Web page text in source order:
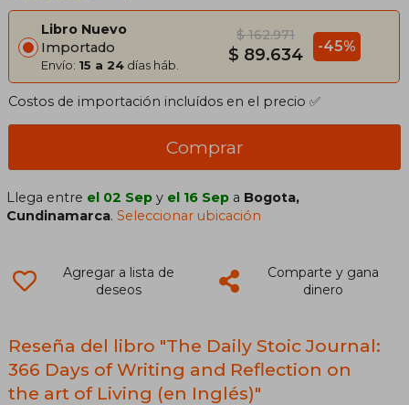
Libro Nuevo
Importado
Envío: 15 a 24 días háb.
$ 162.971
$ 89.634 -45%
Costos de importación incluídos en el precio ✅
Comprar
Llega entre el 02 Sep y el 16 Sep a Bogota,
Cundinamarca.Seleccionar ubicación
Agregar a lista de
deseos
Comparte y gana
dinero
Reseña del libro "The Daily Stoic Journal:
366 Days of Writing and Reflection on
the art of Living (en Inglés)"